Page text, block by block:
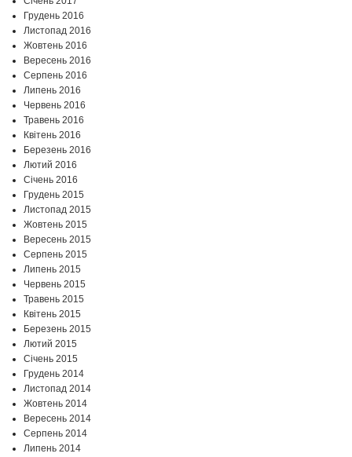
Грудень 2016
Листопад 2016
Жовтень 2016
Вересень 2016
Серпень 2016
Липень 2016
Червень 2016
Травень 2016
Квітень 2016
Березень 2016
Лютий 2016
Січень 2016
Грудень 2015
Листопад 2015
Жовтень 2015
Вересень 2015
Серпень 2015
Липень 2015
Червень 2015
Травень 2015
Квітень 2015
Березень 2015
Лютий 2015
Січень 2015
Грудень 2014
Листопад 2014
Жовтень 2014
Вересень 2014
Серпень 2014
Липень 2014